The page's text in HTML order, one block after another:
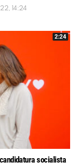
14:24
2:24
socialista